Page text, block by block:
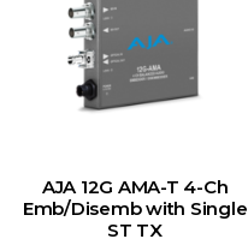
AJA 12G AMA-T 4-Ch
Emb/Disemb with Single
ST TX